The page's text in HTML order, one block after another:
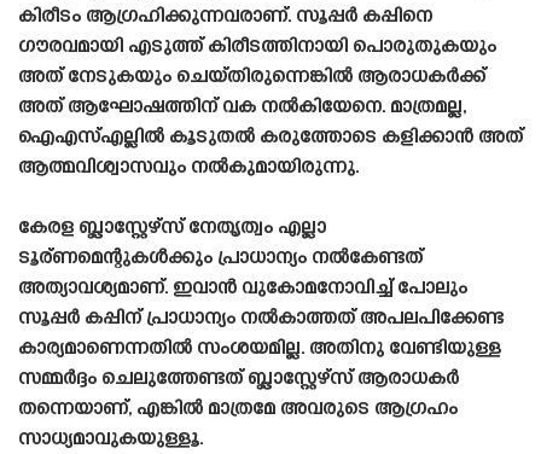
കിരീടം ആഗ്രഹിക്കുന്നവരാണ്. സൂപ്പർ കപ്പിനെ
ഗൗരവമായി എടുത്ത് കിരീടത്തിനായി പൊരുതുകയും
അത് നേടുകയും ചെയ്‌തിരുന്നെങ്കിൽ ആരാധകർക്ക്
അത് ആഘോഷത്തിന് വക നൽകിയേനെ. മാത്രമല്ല,
ഐഎസ്എല്ലിൽ കൂടുതൽ കരുത്തോടെ കളിക്കാൻ അത്
ആത്മവിശ്വാസവും നൽകുമായിരുന്നു.
കേരള ബ്ലാസ്റ്റേഴ്‌സ് നേതൃത്വം എല്ലാ
ടൂര്ണമെന്റുകൾക്കും പ്രാധാന്യം നൽകേണ്ടത്
അത്യാവശ്യമാണ്. ഇവാൻ വുകോമനോവിച്ച് പോലും
സൂപ്പർ കപ്പിന് പ്രാധാന്യം നൽകാത്തത് അപലപിക്കേണ്ട
കാര്യമാണെന്നതിൽ സംശയമില്ല. അതിനു വേണ്ടിയുള്ള
സമ്മർദ്ദം ചെലുത്തേണ്ടത് ബ്ലാസ്റ്റേഴ്‌സ് ആരാധകർ
തന്നെയാണ്, എങ്കിൽ മാത്രമേ അവരുടെ ആഗ്രഹം
സാധ്യമാവുകയുള്ളൂ.